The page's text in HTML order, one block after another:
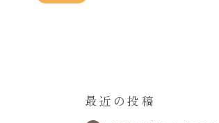
最近の投稿